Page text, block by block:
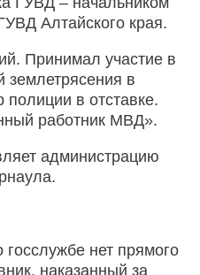
Алтайского края.
Принимал участие в
землетрясения в
в отставке.
работник МВД».
администрацию
нет прямого
наказанный за